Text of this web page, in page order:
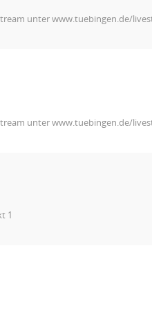
unter www.tuebingen.de/
unter www.tuebingen.de/
1